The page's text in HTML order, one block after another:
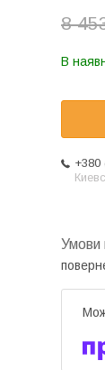
8
В
+380